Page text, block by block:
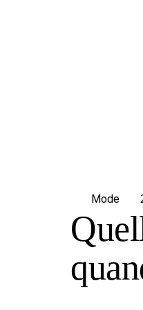
Mode